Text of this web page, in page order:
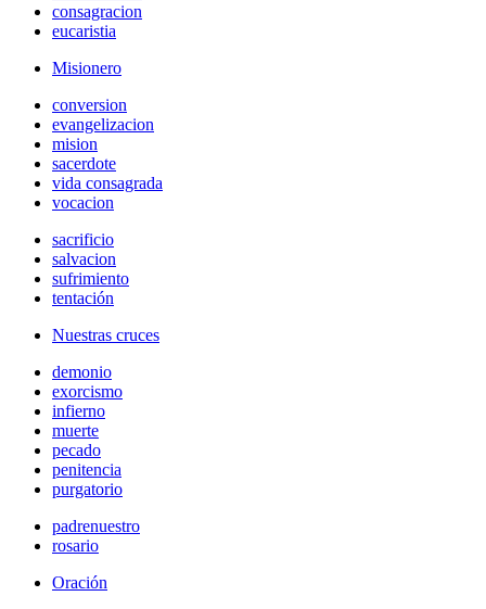
consagracion
eucaristia
Misionero
conversion
evangelizacion
mision
sacerdote
vida consagrada
vocacion
sacrificio
salvacion
sufrimiento
tentación
Nuestras cruces
demonio
exorcismo
infierno
muerte
pecado
penitencia
purgatorio
padrenuestro
rosario
Oración